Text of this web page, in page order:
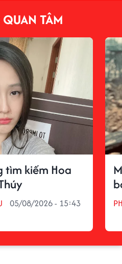
TÂM
tìm kiếm Hoa
05/08/2026 - 15:43